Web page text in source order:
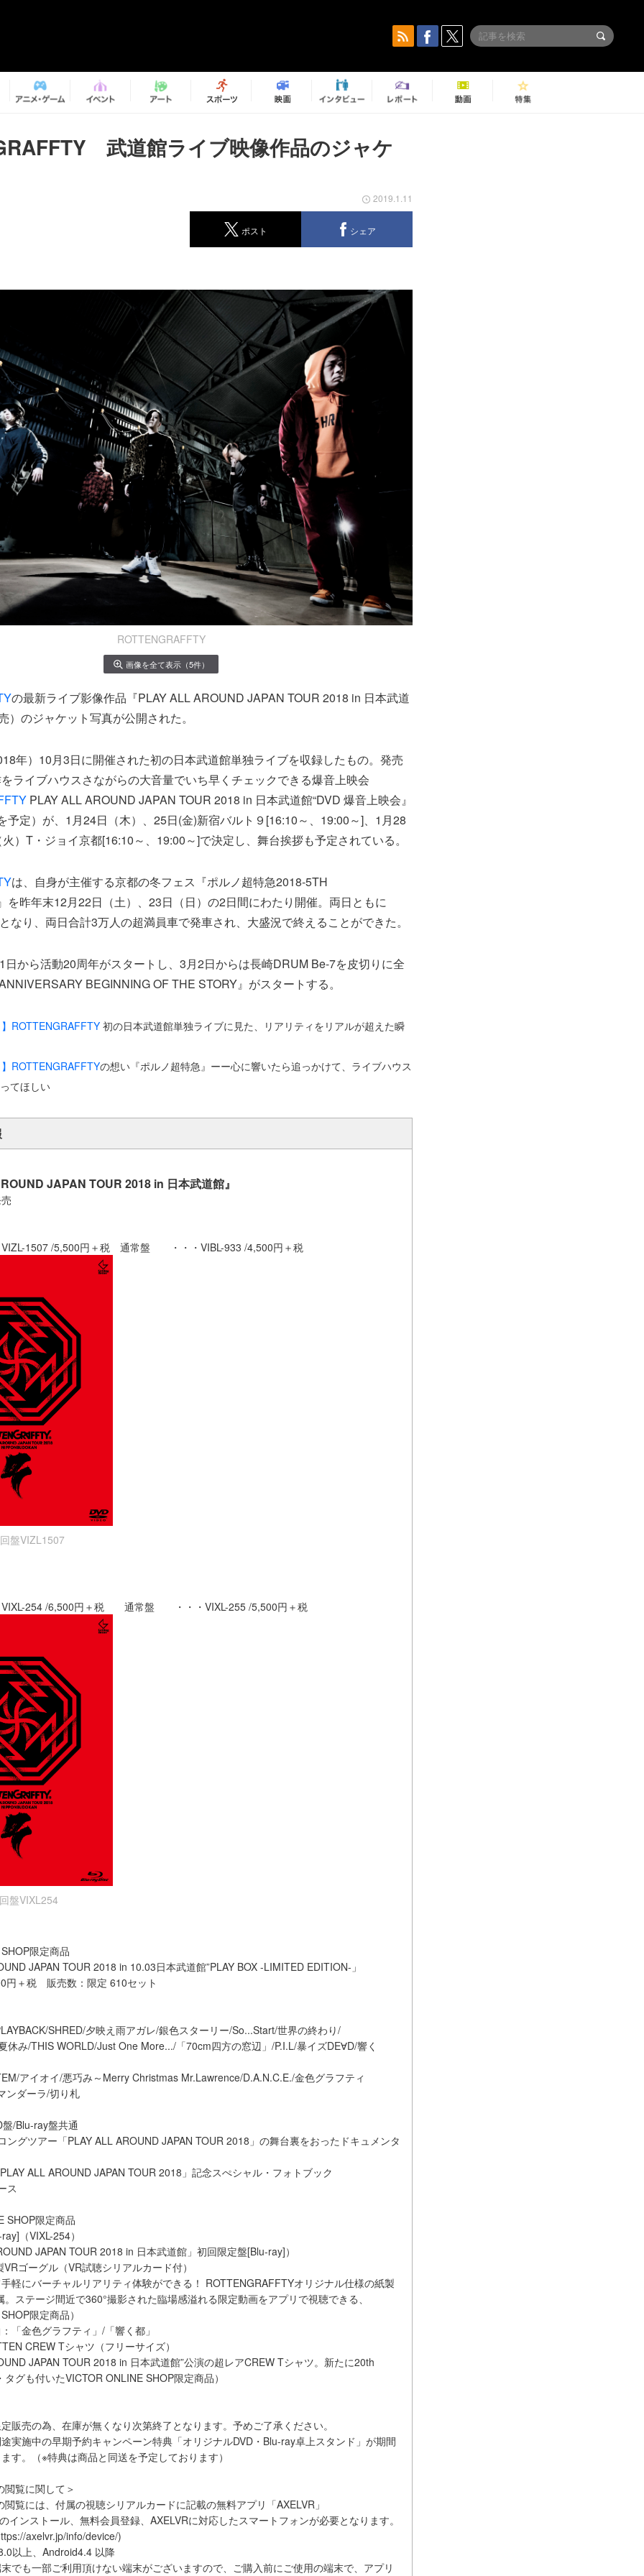
武道館ライブ映像作品のジャケ
2019.1.11
ポスト シェア
ROTTENGRAFFTY
画像を全て表示（5件）
の最新ライブ影像作品『PLAY ALL AROUND JAPAN TOUR 2018 in 日本武道
）のジャケット写真が公開された。
年）10月3日に開催された初の日本武道館単独ライブを収録したもの。発売
ライブハウスさながらの大音量でいち早くチェックできる爆音上映会
PLAY ALL AROUND JAPAN TOUR 2018 in 日本武道館“DVD 爆音上映会』
予定）が、1月24日（木）、25日(金)新宿バルト９[16:10～、19:00～]、1月28
）T・ジョイ京都[16:10～、19:00～]で決定し、舞台挨拶も予定されている。
は、自身が主催する京都の冬フェス『ポルノ超特急2018-5TH
を昨年末12月22日（土）、23日（日）の2日間にわたり開催。両日ともに
なり、両日合計3万人の超満員車で発車され、大盛況で終えることができた。
日から活動20周年がスタートし、3月2日からは長崎DRUM Be-7を皮切りに全
BEGINNING OF THE STORY』がスタートする。
ROTTENGRAFFTY 初の日本武道館単独ライブに見た、リアリティをリアルが超えた瞬
ROTTENGRAFFTYの想い『ポルノ超特急』ーー心に響いたら追っかけて、ライブハウス
てほしい
JAPAN TOUR 2018 in 日本武道館』
VIZL-1507 /5,500円＋税 通常盤 ・・・VIBL-933 /4,500円＋税
盤VIZL1507
VIXL-254 /6,500円＋税 通常盤 ・・・VIXL-255 /5,500円＋税
盤VIXL254
限定商品
JAPAN TOUR 2018 in 10.03日本武道館”PLAY BOX -LIMITED EDITION-」
＋税 販売数：限定 610セット
SHRED/夕映え雨アガレ/銀色スターリー/So...Start/世界の終わり/
休み/THIS WORLD/Just One More.../「70cm四方の窓辺」/P.I.L/暴イズDE∀D/響く
アイオイ/悪巧み～Merry Christmas Mr.Lawrence/D.A.N.C.E./金色グラフティ
ンダーラ/切り札
/Blu-ray盤共通
ングツアー「PLAY ALL AROUND JAPAN TOUR 2018」の舞台裏をおったドキュメンタ
ALL AROUND JAPAN TOUR 2018」記念スぺシャル・フォトブック
ス
SHOP限定商品
（VIXL-254）
JAPAN TOUR 2018 in 日本武道館」初回限定盤[Blu-ray]）
ゴーグル（VR試聴シリアルカード付）
軽にバーチャルリアリティ体験ができる！ ROTTENGRAFFTYオリジナル仕様の紙製
ステージ間近で360°撮影された臨場感溢れる限定動画をアプリで視聴できる、
限定商品）
「金色グラフティ」/「響く都」
CREW Tシャツ（フリーサイズ）
JAPAN TOUR 2018 in 日本武道館”公演の超レアCREW Tシャツ。新たに20th
グも付いたVICTOR ONLINE SHOP限定商品）
販売の為、在庫が無くなり次第終了となります。予めご了承ください。
実施中の早期予約キャンペーン特典「オリジナルDVD・Blu-ray卓上スタンド」が期間
す。（※特典は商品と同送を予定しております）
閲覧に関して＞
覧には、付属の視聴シリアルカードに記載の無料アプリ「AXELVR」
インストール、無料会員登録、AXELVRに対応したスマートフォンが必要となります。
axelvr.jp/info/device/)
以上、Android4.4 以降
でも一部ご利用頂けない端末がございますので、ご購入前にご使用の端末で、アプリ